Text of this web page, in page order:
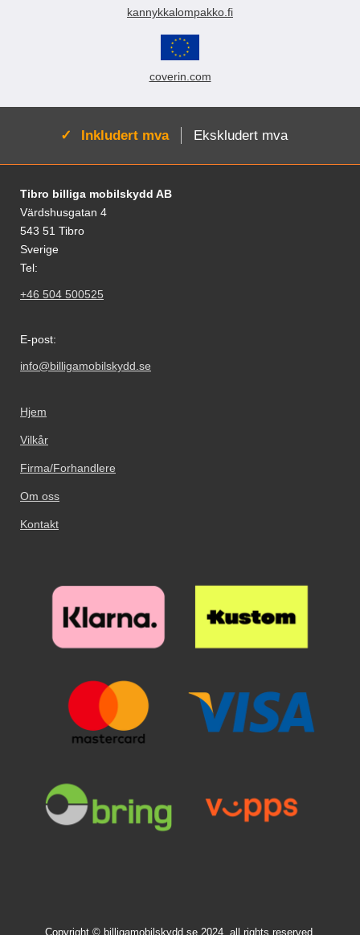
kannykkalompakko.fi
coverin.com
Aktiv:
Inkludert mva Ekskludert mva
Footer-innhold Blandet informasjon og
Tibro billiga mobilskydd AB
Värdshusgatan 4
543 51 Tibro
Sverige
Tel:
+46 504 500525
E-post:
info@billigamobilskydd.se
Hjem
Vilkår
Firma/Forhandlere
Om oss
Kontakt
Copyright © billigamobilskydd.se 2024, all rights reserved.